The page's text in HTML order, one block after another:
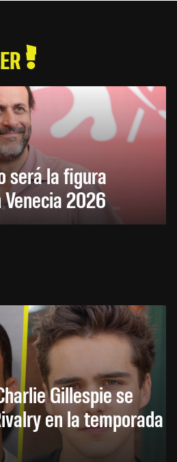
será la figura
2026
Gillespie se
en la temporada